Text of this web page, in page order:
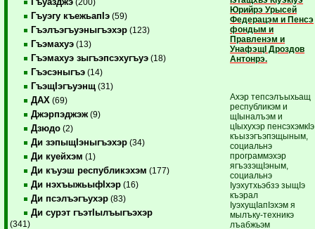
(200)
Гъуэгу къежьапIэ (59)
Гъэлъэгъуэныгъэхэр (123)
Гъэмахуэ (13)
Гъэмахуэ зыгъэпсэхугъуэ (18)
Гъэсэныгъэ (14)
ГъэщIэгъуэнщ (31)
ДАХ (69)
Джэрпэджэж (9)
Дзюдо (2)
Ди зэпыщIэныгъэхэр (34)
Ди куейхэм (1)
Ди къуэш республикэхэм (177)
Ди нэхъыжьыфIхэр (16)
Ди псэлъэгъухэр (83)
Ди сурэт гъэтIылъыгъэхэр
(341)
Юрийрэ Урысей
Федерацэм и Пенсэ
фондым и
Правленэм и
УнафэщI Дроздов
Антонрэ.
Ахэр тепсэлъыхьащ
республикэм и
щIыналъэм и
цIыхухэр пенсэхэмкIэ
къызэгъэпэщыным,
социальнэ
программэхэр
ягъэзэщIэным,
социальнэ
Iуэхутхьэбзэ зыщIэ
къэрал
IуэхущIапIэхэм я
мылъку-техникэ
лъабжьэм